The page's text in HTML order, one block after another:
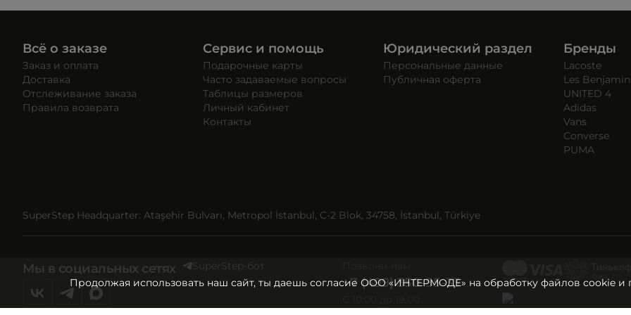
Продолжая использовать наш сайт, ты даешь согласие ООО «ИНТЕРМОДЕ» на обработку файлов cookie и
Всё о заказе
Заказ и оплата
Доставка
Отслеживание заказа
Правила возврата
Сервис и помощь
Подарочные карты
Часто задаваемые вопросы
Таблицы размеров
Личный кабинет
Контакты
Юридический раздел
Персональные данные
Публичная оферта
Бренды
Lacoste
Les
UNITED 4
Adidas
Vans
Converse
PUMA
SuperStep Headquarter: Ataşehir Bulvarı, Metropol İstanbul, C-2 Blok, 34758, İstanbul, Türkiye
Мы в социальных сетях SuperStep-бот
+7 (499) 350-55-33